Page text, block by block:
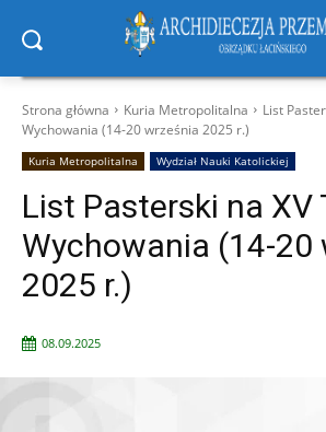
Strona główna Kuria Metropolitalna
List
Wychowania (14-20 września 2025 r.)
Kuria Metropolitalna Wydział Nauki Katolickiej
List Pasterski na XV
Wychowania (14-20
2025 r.)
08.09.2025